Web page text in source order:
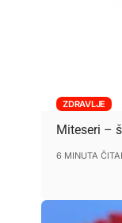
ZDRAVLJE
Miteseri –
6 MINUTA